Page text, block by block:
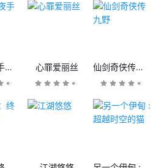
堡垒之夜手机版 心罪爱丽丝 仙剑奇侠传九野